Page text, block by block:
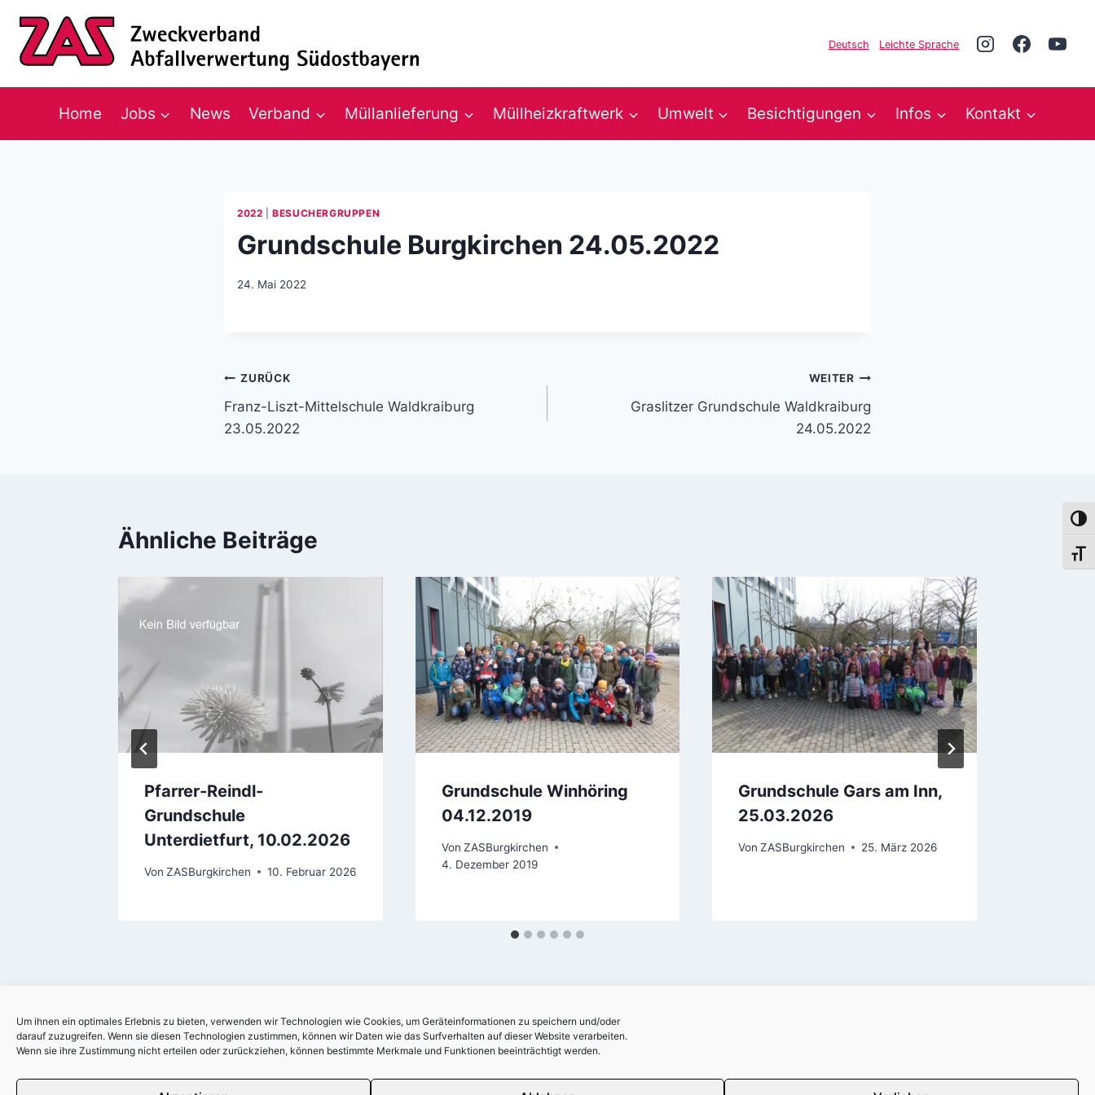
Um ihnen ein optimales Erlebnis zu bieten, verwenden wir Technologien wie Cookies, um Geräteinformationen zu speichern und/oder
darauf zuzugreifen. Wenn sie diesen Technologien zustimmen, können wir Daten wie das Surfverhalten auf dieser Website verarbeiten.
Wenn sie ihre Zustimmung nicht erteilen oder zurückziehen, können bestimmte Merkmale und Funktionen beeinträchtigt werden.
Deutsch Leichte Sprache
Home Jobs News Verband Müllanlieferung Müllheizkraftwerk Umwelt Besichtigungen Infos Kontakt
2022 |BESUCHERGRUPPEN
Grundschule Burgkirchen 24.05.2022
24. Mai 2022
Beitragsnavigation
ZURÜCK
Franz-Liszt-Mittelschule Waldkraiburg
23.05.2022
WEITER
Graslitzer Grundschule Waldkraiburg
24.05.2022
Ähnliche Beiträge
Pfarrer-Reindl-
Grundschule
Unterdietfurt, 10.02.2026
Von ZASBurgkirchen 10. Februar 2026
Grundschule Winhöring
04.12.2019
Von ZASBurgkirchen
4. Dezember 2019
Grundschule Gars am Inn,
25.03.2026
Von ZASBurgkirchen 25. März 2026
Impressum Datenschutz